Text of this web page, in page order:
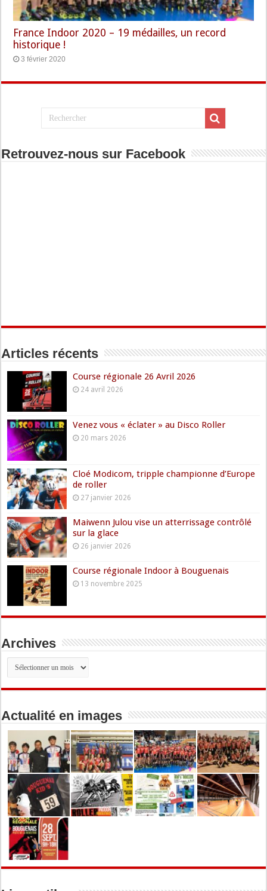
France Indoor 2020 – 19 médailles, un record
historique !
3 février 2020
Retrouvez-nous sur Facebook
Articles récents
Course régionale 26 Avril 2026
24 avril 2026
Venez vous « éclater » au Disco Roller
20 mars 2026
Cloé Modicom, tripple championne d’Europe
de roller
27 janvier 2026
Maiwenn Julou vise un atterrissage contrôlé
sur la glace
26 janvier 2026
Course régionale Indoor à Bouguenais
13 novembre 2025
Archives
Archives
Actualité en images